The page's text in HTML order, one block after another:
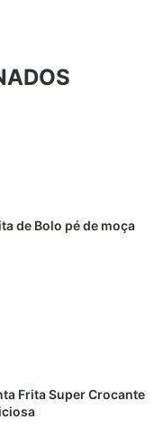
de Bolo pé de moça
Frita Super Crocante